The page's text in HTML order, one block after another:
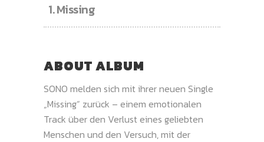
1.Missing
ABOUT ALBUM
SONO melden sich mit ihrer neuen Single
„Missing“ zurück – einem emotionalen
Track über den Verlust eines geliebten
Menschen und den Versuch, mit der